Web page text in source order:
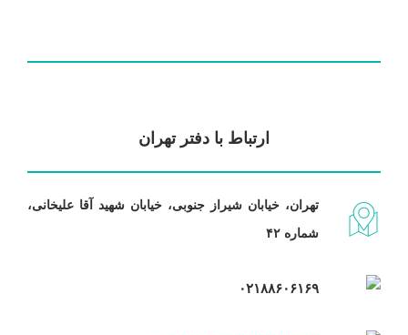
ارتباط با دفتر تهران
تهران، خیابان شیراز جنوبی، خیابان شهید آقا علیخانی،
شماره ۴۲
۰۲۱۸۸۶۰۶۱۶۹